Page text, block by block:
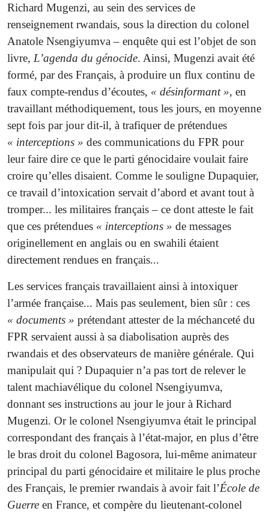
Richard Mugenzi, au sein des services de
renseignement rwandais, sous la direction du colonel
Anatole Nsengiyumva – enquête qui est l’objet de son
livre, L’agenda du génocide. Ainsi, Mugenzi avait été
formé, par des Français, à produire un flux continu de
faux compte-rendus d’écoutes, « désinformant », en
travaillant méthodiquement, tous les jours, en moyenne
sept fois par jour dit-il, à trafiquer de prétendues
« interceptions » des communications du FPR pour
leur faire dire ce que le parti génocidaire voulait faire
croire qu’elles disaient. Comme le souligne Dupaquier,
ce travail d’intoxication servait d’abord et avant tout à
tromper... les militaires français – ce dont atteste le fait
que ces prétendues « interceptions » de messages
originellement en anglais ou en swahili étaient
directement rendues en français...
Les services français travaillaient ainsi à intoxiquer
l’armée française... Mais pas seulement, bien sûr : ces
« documents » prétendant attester de la méchanceté du
FPR servaient aussi à sa diabolisation auprès des
rwandais et des observateurs de manière générale. Qui
manipulait qui ? Dupaquier n’a pas tort de relever le
talent machiavélique du colonel Nsengiyumva,
donnant ses instructions au jour le jour à Richard
Mugenzi. Or le colonel Nsengiyumva était le principal
correspondant des français à l’état-major, en plus d’être
le bras droit du colonel Bagosora, lui-même animateur
principal du parti génocidaire et militaire le plus proche
des Français, le premier rwandais à avoir fait l’École de
Guerre en France, et compère du lieutenant-colonel